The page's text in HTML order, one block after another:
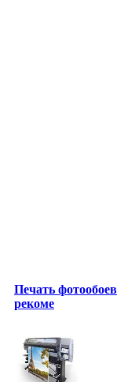
Печать
рекоме